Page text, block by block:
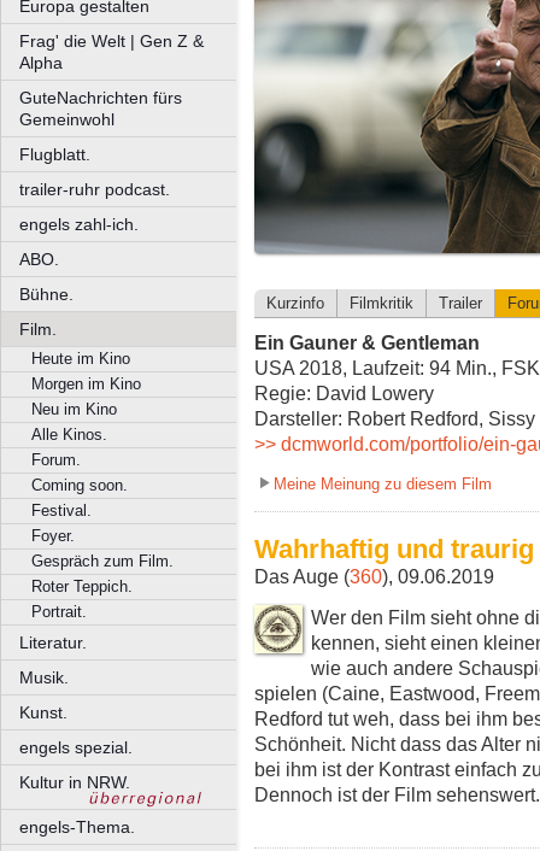
Europa gestalten
Frag' die Welt | Gen Z &
Alpha
GuteNachrichten fürs
Gemeinwohl
Flugblatt.
trailer-ruhr podcast.
engels zahl-ich.
ABO.
Bühne.
Film.
Heute im Kino
Morgen im Kino
Neu im Kino
Alle Kinos.
Forum.
Coming soon.
Festival.
Foyer.
Gespräch zum Film.
Roter Teppich.
Portrait.
Literatur.
Musik.
Kunst.
engels spezial.
Kultur in NRW.
engels-Thema.
Kurzinfo Filmkritik Trailer
Ein Gauner & Gentleman
USA 2018, Laufzeit: 94 Min.,
Regie: David Lowery
Darsteller: Robert Redford,
>> dcmworld.com/portfolio/ein-
Meine Meinung zu diesem Film
Wahrhaftig und traurig
Das Auge (360), 09.06.2019
Wer den Film sieht ohne
kennen, sieht einen
wie auch andere
spielen (Caine, Eastwood,
Redford tut weh, dass bei ihm
Schönheit. Nicht dass das Alter
bei ihm ist der Kontrast einfach
Dennoch ist der Film sehenswert.